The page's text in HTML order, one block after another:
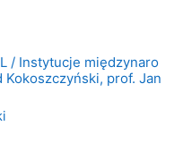
/ Instytucje międzynaro
prof. Jan